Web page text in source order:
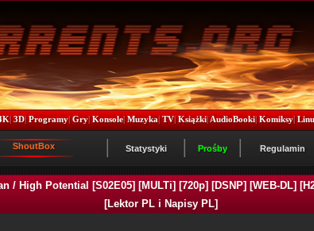
|3D|Programy|Gry|Konsole|Muzyka|TV|Książki|AudioBooki|Komiksy|
ShoutBox Statystyki Prośby Regulamin
/ High Potential [S02E05] [MULTi] [720p] [DSNP] [WEB-DL]
[Lektor PL i Napisy PL]